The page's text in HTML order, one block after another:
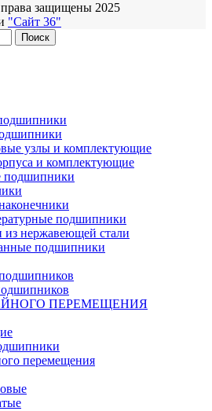
защищены 2025
"Сайт 36"
Поиск
узлы и комплектующие
и комплектующие
подшипники
подшипники
нержавеющей стали
подшипники
ПЕРЕМЕЩЕНИЯ
перемещения